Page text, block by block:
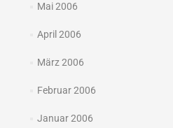
Mai 2006
April 2006
März 2006
Februar 2006
Januar 2006